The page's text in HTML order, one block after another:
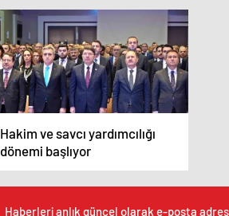
Hakim ve savcı yardımcılığı
dönemi başlıyor
Haberleri anlık güncel olarak e-posta